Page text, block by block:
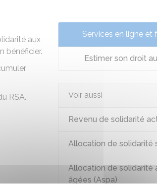
aux
bénéficier.
RSA.
Services en ligne et
Estimer son droit
Voir aussi
Revenu de solidarité
Allocation de solidarité
Allocation de solidarité
âgées (Aspa)